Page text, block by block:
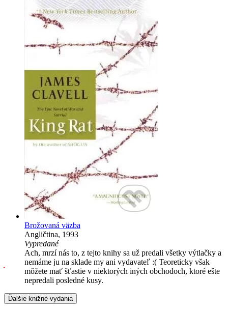
Brožovaná väzba
Angličtina, 1993
Vypredané
Ach, mrzí nás to, z tejto knihy sa už predali všetky výtlačky a
nemáme ju na sklade my ani vydavateľ :( Teoreticky však
môžete mať šťastie v niektorých iných obchodoch, ktoré ešte
nepredali posledné kusy.
Ďalšie knižné vydania